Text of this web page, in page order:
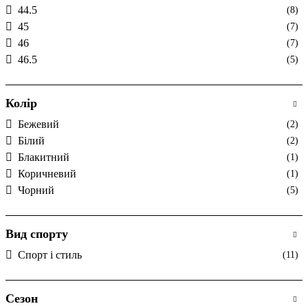
44.5 (8)
45 (7)
46 (7)
46.5 (5)
Колір
Бежевий (2)
Білий (2)
Блакитний (1)
Коричневий (1)
Чорний (5)
Вид спорту
Спорт і стиль (11)
Сезон